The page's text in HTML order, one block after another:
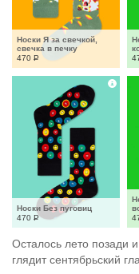
Носки Я за свечкой,
свечка в печку
470 Р
Носки Без пуговиц
470 Р
Осталось лето позади
глядит сентябрьский